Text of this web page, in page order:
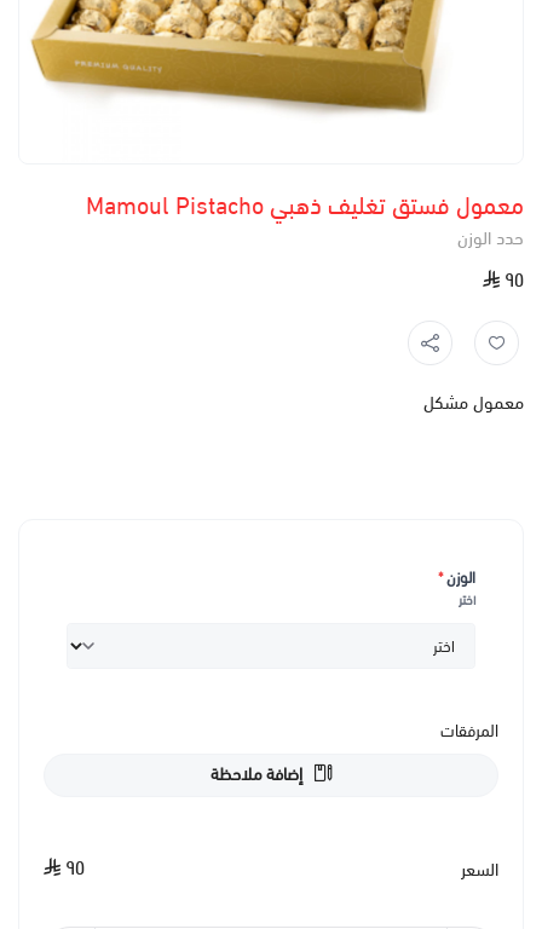
معمول فستق تغليف ذهبي Mamoul Pistacho
حدد الوزن
٩٥
معمول مشكل
الوزن*
اختر
المرفقات
إضافة ملاحظة
السعر ٩٥